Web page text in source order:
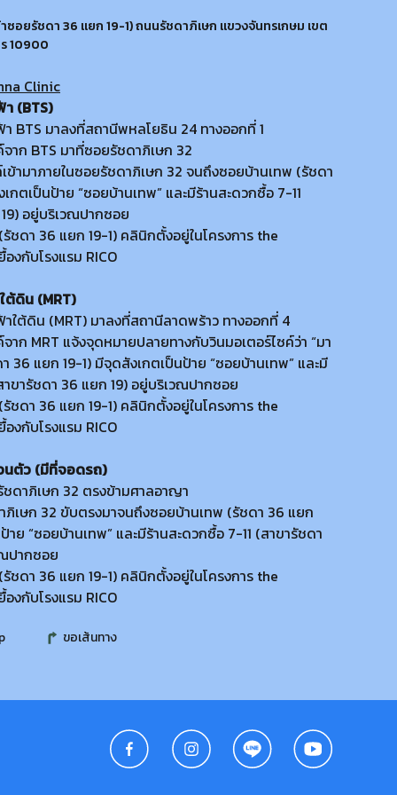
ซอยรัชดา 36 แยก 19-1) ถนนรัชดาภิเษก แขวงจันทรเกษม เขต
10900
Clinic
า (BTS)
BTS มาลงที่สถานีพหลโยธิน 24 ทางออกที่ 1
าก BTS มาที่ซอยรัชดาภิเษก 32
ข้ามาภายในซอยรัชดาภิเษก 32 จนถึงซอยบ้านเทพ (รัชดา
กตเป็นป้าย “ซอยบ้านเทพ” และมีร้านสะดวกซื้อ 7-11
อยู่บริเวณปากซอย
ชดา 36 แยก 19-1) คลินิกตั้งอยู่ในโครงการ the
งกับโรงแรม RICO
ต้ดิน (MRT)
ใต้ดิน (MRT) มาลงที่สถานีลาดพร้าว ทางออกที่ 4
าก MRT แจ้งจุดหมายปลายทางกับวินมอเตอร์ไซค์ว่า “มา
36 แยก 19-1) มีจุดสังเกตเป็นป้าย “ซอยบ้านเทพ” และมี
าขารัชดา 36 แยก 19) อยู่บริเวณปากซอย
ชดา 36 แยก 19-1) คลินิกตั้งอยู่ในโครงการ the
งกับโรงแรม RICO
นตัว (มีที่จอดรถ)
ดาภิเษก 32 ตรงข้ามศาลอาญา
ภิเษก 32 ขับตรงมาจนถึงซอยบ้านเทพ (รัชดา 36 แยก
าย “ซอยบ้านเทพ” และมีร้านสะดวกซื้อ 7-11 (สาขารัชดา
ปากซอย
ชดา 36 แยก 19-1) คลินิกตั้งอยู่ในโครงการ the
งกับโรงแรม RICO
ขอเส้นทาง